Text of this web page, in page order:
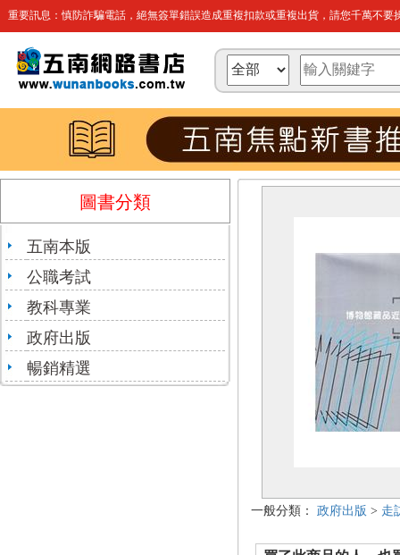
重要訊息：慎防詐騙電話，絕無簽單錯誤造成重複扣款或重複出貨，請您千萬不要
圖書分類
五南本版
公職考試
教科專業
政府出版
暢銷精選
一般分類： 政府出版 > 走